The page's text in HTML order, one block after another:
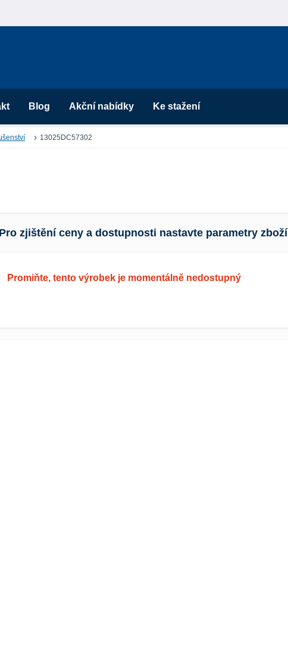
Blog Akční nabídky Ke stažení
13025DC57302
Pro zjištění ceny a dostupnosti nastavte parametry zboží
Promiňte, tento výrobek je momentálně nedostupný